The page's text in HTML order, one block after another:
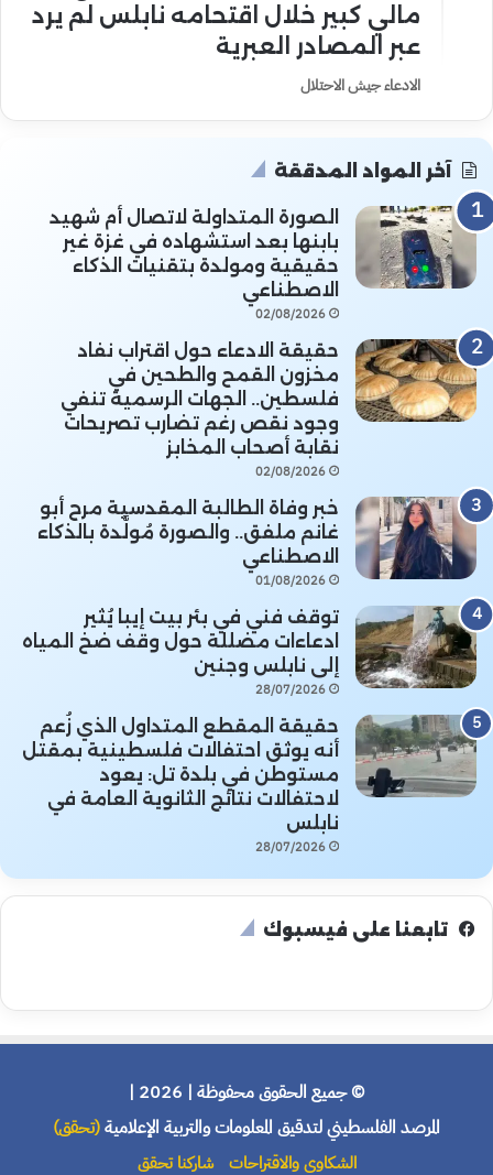
مالي كبير خلال اقتحامه نابلس لم يرد
عبر المصادر العبرية
الادعاء جيش الاحتلال
آخر المواد المدققة
الصورة المتداولة لاتصال أم شهيد
بابنها بعد استشهاده في غزة غير
حقيقية ومولدة بتقنيات الذكاء
الاصطناعي
02/08/2026
حقيقة الادعاء حول اقتراب نفاد
مخزون القمح والطحين في
فلسطين.. الجهات الرسمية تنفي
وجود نقص رغم تضارب تصريحات
نقابة أصحاب المخابز
02/08/2026
خبر وفاة الطالبة المقدسية مرح أبو
غانم ملفق.. والصورة مُولَّدة بالذكاء
الاصطناعي
01/08/2026
توقف فني في بئر بيت إيبا يُثير
ادعاءات مضللة حول وقف ضخ المياه
إلى نابلس وجنين
28/07/2026
حقيقة المقطع المتداول الذي زُعم
أنه يوثق احتفالات فلسطينية بمقتل
مستوطن في بلدة تل: يعود
لاحتفالات نتائج الثانوية العامة في
نابلس
28/07/2026
تابعنا على فيسبوك
© جميع الحقوق محفوظة | 2026 |
المرصد الفلسطيني لتدقيق المعلومات والتربية الإعلامية(تحقق)
الشكاوى والاقتراحات شاركنا تحقق